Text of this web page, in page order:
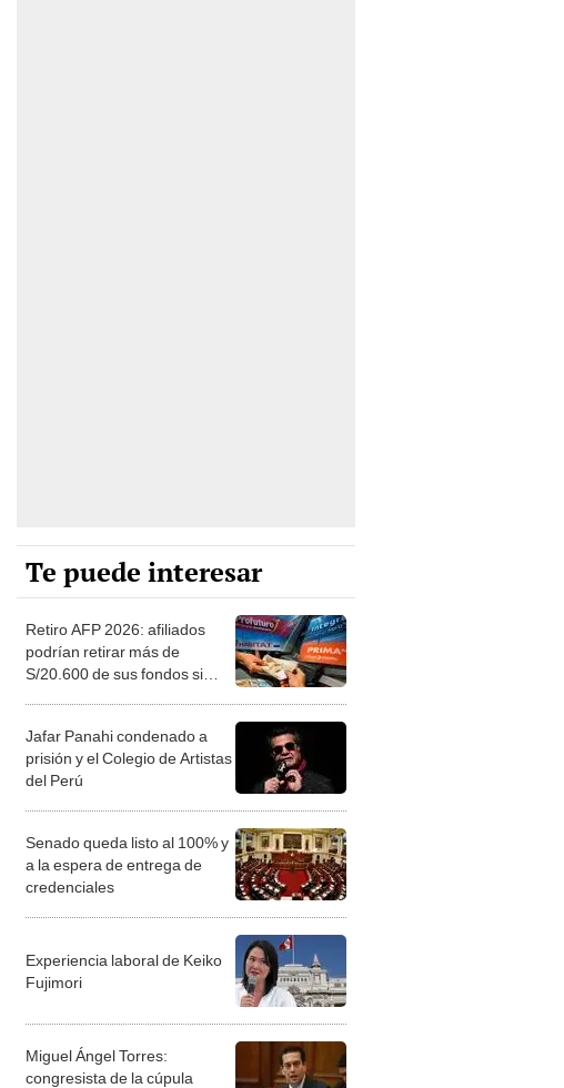
Te puede interesar
Retiro AFP 2026: afiliados
podrían retirar más de
S/20.600 de sus fondos si
Jafar Panahi condenado a
prisión y el Colegio de Artistas
del Perú
Senado queda listo al 100% y
a la espera de entrega de
credenciales
Experiencia laboral de Keiko
Fujimori
Miguel Ángel Torres:
congresista de la cúpula